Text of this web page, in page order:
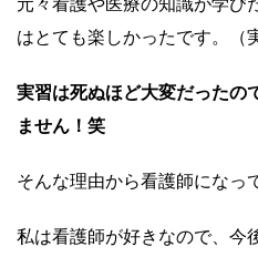
はとても楽しかったです。（
実習は死ぬほど大変だったの
ません！笑
そんな理由から看護師になっ
私は看護師が好きなので、今